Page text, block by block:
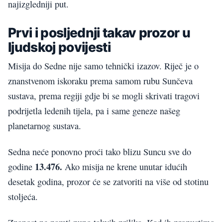
najizgledniji put.
Prvi i posljednji takav prozor u
ljudskoj povijesti
Misija do Sedne nije samo tehnički izazov. Riječ je o
znanstvenom iskoraku prema samom rubu Sunčeva
sustava, prema regiji gdje bi se mogli skrivati tragovi
podrijetla ledenih tijela, pa i same geneze našeg
planetarnog sustava.
Sedna neće ponovno proći tako blizu Suncu sve do
godine 13.476. Ako misija ne krene unutar idućih
desetak godina, prozor će se zatvoriti na više od stotinu
stoljeća.